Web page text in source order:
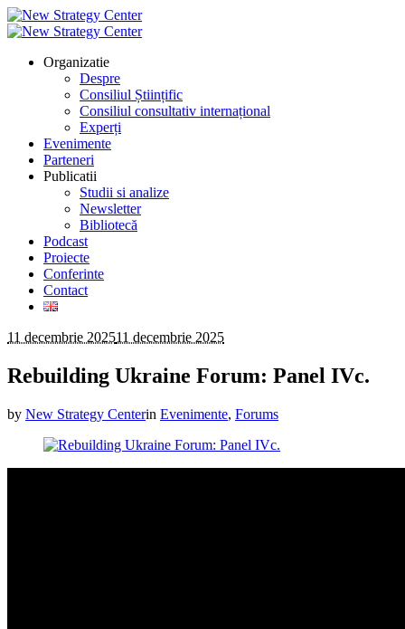
Organizatie
Despre
Consiliul Științific
Consiliul consultativ internațional
Experți
Evenimente
Parteneri
Publicatii
Studii si analize
Newsletter
Bibliotecă
Podcast
Proiecte
Conferinte
Contact
11 decembrie 202511 decembrie 2025
Rebuilding Ukraine Forum: Panel IVc.
by New Strategy Centerin Evenimente, Forums